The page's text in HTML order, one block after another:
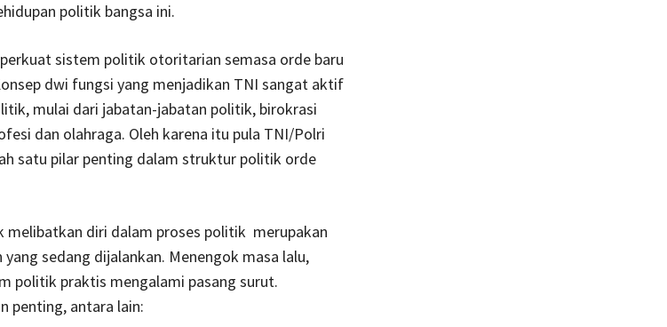
politik bangsa ini.
sistem politik otoritarian semasa orde baru
dwi fungsi yang menjadikan TNI sangat aktif
mulai dari jabatan-jabatan politik, birokrasi
dan olahraga. Oleh karena itu pula TNI/Polri
satu pilar penting dalam struktur politik orde
melibatkan diri dalam proses politik merupakan
sedang dijalankan. Menengok masa lalu,
politik praktis mengalami pasang surut.
penting, antara lain: